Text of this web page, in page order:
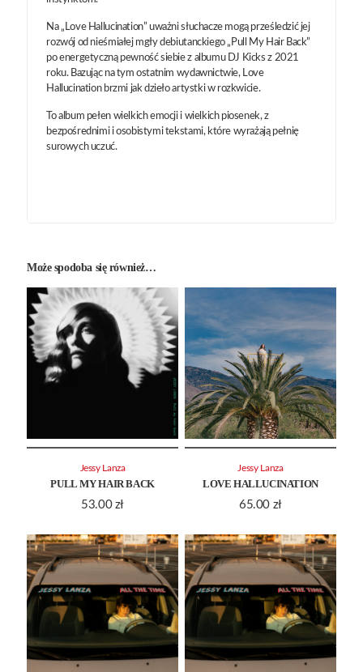
Na „Love Hallucination” uważni słuchacze mogą prześledzić jej
rozwój od nieśmiałej mgły debiutanckiego „Pull My Hair Back”
po energetyczną pewność siebie z albumu DJ Kicks z 2021
roku. Bazując na tym ostatnim wydawnictwie, Love
Hallucination brzmi jak dzieło artystki w rozkwicie.
To album pełen wielkich emocji i wielkich piosenek, z
bezpośrednimi i osobistymi tekstami, które wyrażają pełnię
surowych uczuć.
Może spodoba się również…
PULL MY HAIR BACK
53.00 zł
Jessy Lanza
LOVE HALLUCINATION
65.00 zł
Jessy Lanza